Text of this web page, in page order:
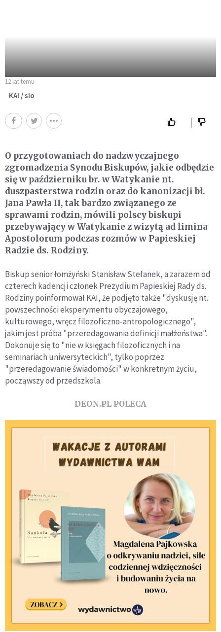
12 lat temu
KAI / slo
O przygotowaniach do nadzwyczajnego
zgromadzenia Synodu Biskupów, jakie odbędzie
się w październiku br. w Watykanie nt.
duszpasterstwa rodzin oraz do kanonizacji bł.
Jana Pawła II, tak bardzo związanego ze
sprawami rodzin, mówili polscy biskupi
przebywający w Watykanie z wizytą ad limina
Apostolorum podczas rozmów w Papieskiej
Radzie ds. Rodziny.
Biskup senior łomżyński Stanisław Stefanek, a zarazem od
czterech kadencji członek Prezydium Papieskiej Rady ds.
Rodziny poinformował KAI, że podjęto także "dyskusję nt.
powszechności eksperymentu obyczajowego,
kulturowego, wręcz filozoficzno-antropologicznego",
jakim jest próba "przeredagowania definicji małżeństwa".
Dokonuje się to "nie w księgach filozoficznych i na
seminariach uniwersyteckich", tylko poprzez
"przeredagowanie świadomości" w konkretnym życiu,
począwszy od przedszkola.
DEON.PL POLECA